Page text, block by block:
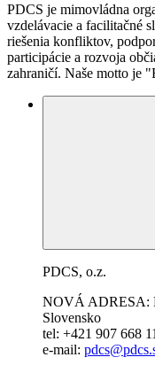
PDCS je mimovládna
vzdelávacie a facilitačné
riešenia konfliktov,
participácie a rozvoja
zahraničí. Naše motto je
PDCS, o.z.
NOVÁ ADRESA:
Slovensko
tel: +421 907 668
e-mail: